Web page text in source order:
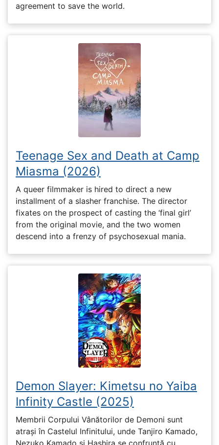
agreement to save the world.
Teenage Sex and Death at Camp
Miasma (2026)
A queer filmmaker is hired to direct a new
installment of a slasher franchise. The director
fixates on the prospect of casting the ‘final girl’
from the original movie, and the two women
descend into a frenzy of psychosexual mania.
Demon Slayer: Kimetsu no Yaiba
Infinity Castle (2025)
Membrii Corpului Vânătorilor de Demoni sunt
atrași în Castelul Infinitului, unde Tanjiro Kamado,